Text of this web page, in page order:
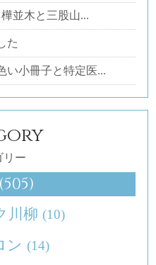
並木と三股山...
た
小冊子と特定医...
リー
(505)
川柳 (10)
ン (14)